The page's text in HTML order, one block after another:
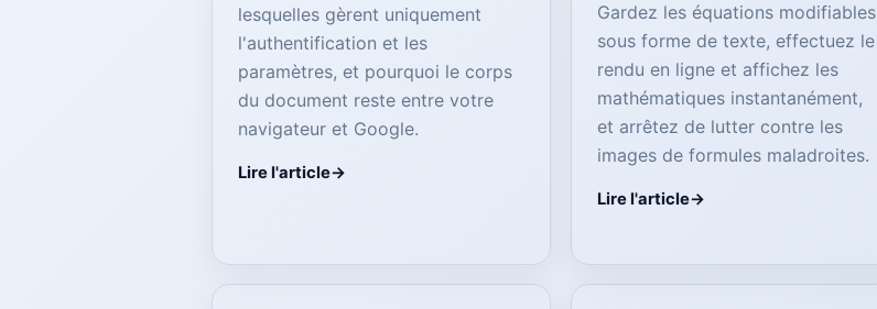
lesquelles gèrent uniquement
l'authentification et les
paramètres, et pourquoi le corps
du document reste entre votre
navigateur et Google.
Lire l'article
Gardez les équations modifiables
sous forme de texte, effectuez le
rendu en ligne et affichez les
mathématiques instantanément,
et arrêtez de lutter contre les
images de formules maladroites.
Lire l'article